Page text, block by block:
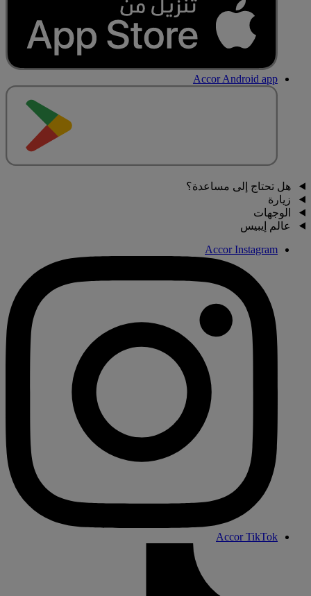
Accor Android app
هل تحتاج إلى مساعدة؟
زيارة
الوجهات
عالم إيبيس
Accor Instagram
Accor TikTok